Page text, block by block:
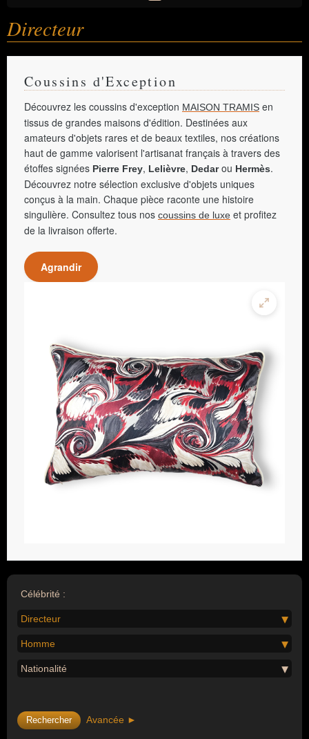
Directeur
Coussins d'Exception
Découvrez les coussins d'exception MAISON TRAMIS en
tissus de grandes maisons d'édition. Destinées aux
amateurs d'objets rares et de beaux textiles, nos créations
haut de gamme valorisent l'artisanat français à travers des
étoffes signées Pierre Frey, Lelièvre, Dedarou Hermès.
Découvrez notre sélection exclusive d'objets uniques
conçus à la main. Chaque pièce raconte une histoire
singulière. Consultez tous nos coussins de luxe et profitez
de la livraison offerte.
Agrandir
Célébrité :
Directeur
Homme
Nationalité
Avancée ►